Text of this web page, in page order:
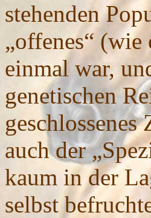
stehenden
„offenes“
einmal war,
genetischen
auch der
kaum in der
selbst